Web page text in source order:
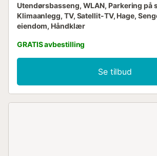
Utendørsbasseng, WLAN, Parkering på
Klimaanlegg, TV, Satellit-TV, Hage,
eiendom, Håndklær
GRATIS avbestilling
Se tilbud